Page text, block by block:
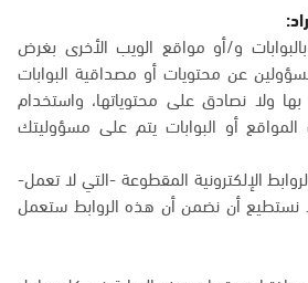
و/أو مواقع الويب الأخرى بغرض
عن محتويات أو مصداقية البوابات
ولا نصادق على محتوياتها، واستخدام
أو البوابات يتم على مسؤوليتك
الإلكترونية المقطوعة -التي لا تعمل-
لا نستطيع أن نضمن أن هذه الروابط ستعمل